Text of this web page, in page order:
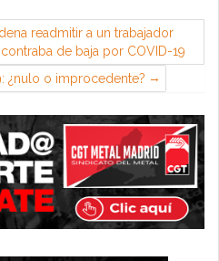
readmitir a un trabajador
de baja por COVID-19
¿nulo o improcedente?